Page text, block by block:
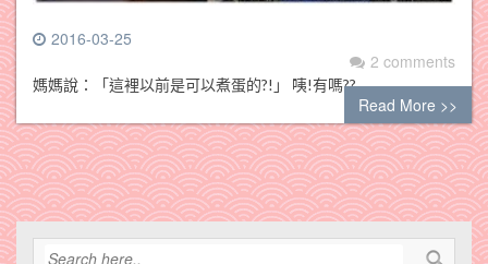
2016-03-25
2 comments
媽媽說：「這裡以前是可以煮蛋的?!」 咦!有嗎??
Read More >>